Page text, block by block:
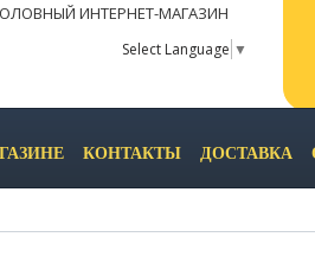
ИНТЕРНЕТ-МАГАЗИН
Select Language ▼
КОНТАКТЫ ДОСТАВКА